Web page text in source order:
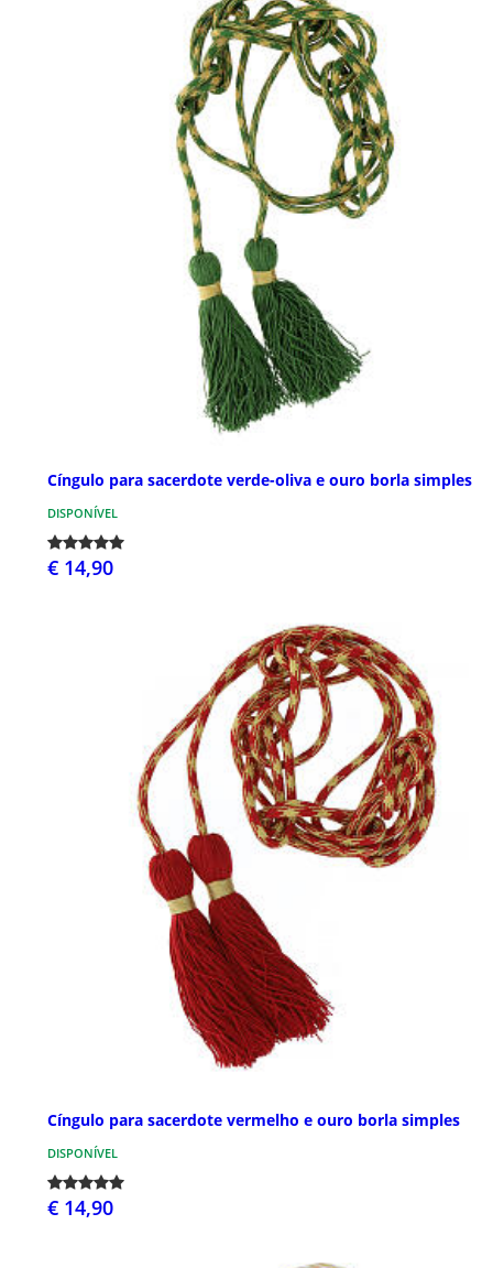
Cíngulo para sacerdote verde-oliva e ouro borla simples
DISPONÍVEL
€ 14,90
Cíngulo para sacerdote vermelho e ouro borla simples
DISPONÍVEL
€ 14,90